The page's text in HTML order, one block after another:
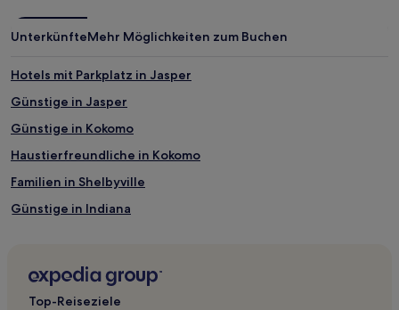
UnterkünfteMehr Möglichkeiten zum Buchen
Hotels mit Parkplatz in Jasper
Günstige in Jasper
Günstige in Kokomo
Haustierfreundliche in Kokomo
Familien in Shelbyville
Günstige in Indiana
Familien in Carmel
Top-Reiseziele